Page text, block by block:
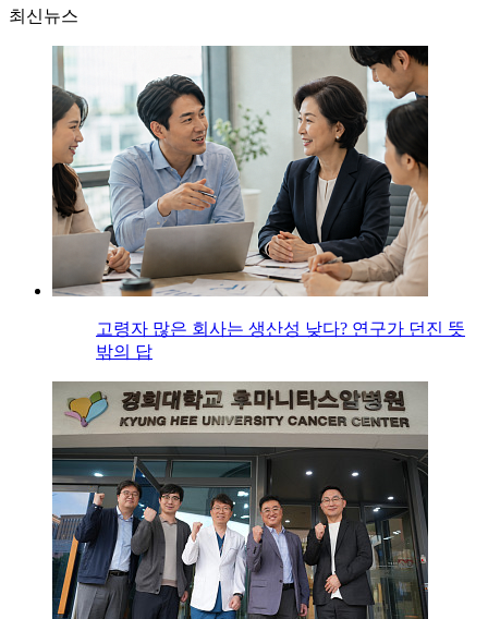
최신뉴스
고령자 많은 회사는 생산성 낮다? 연구가 던진 뜻
밖의 답